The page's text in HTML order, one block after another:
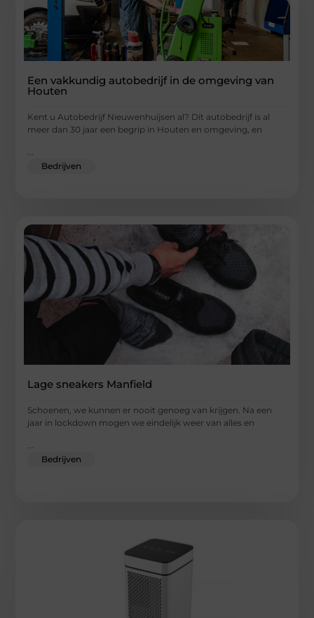
Een vakkundig autobedrijf in de omgeving van
Houten
Kent u Autobedrijf Nieuwenhuijsen al? Dit autobedrijf is al
meer dan 30 jaar een begrip in Houten en omgeving, en
...
Bedrijven
Lage sneakers Manfield
Schoenen, we kunnen er nooit genoeg van krijgen. Na een
jaar in lockdown mogen we eindelijk weer van alles en
...
Bedrijven